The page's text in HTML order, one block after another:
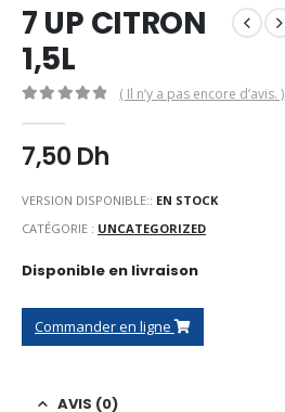
7 UP CITRON
1,5L
( Il n’y a pas encore d’avis. )
7,50 Dh
VERSION DISPONIBLE:: EN STOCK
CATÉGORIE : UNCATEGORIZED
Disponible en livraison
Commander en ligne
AVIS (0)